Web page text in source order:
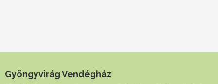
Gyöngyvirág Vendégház